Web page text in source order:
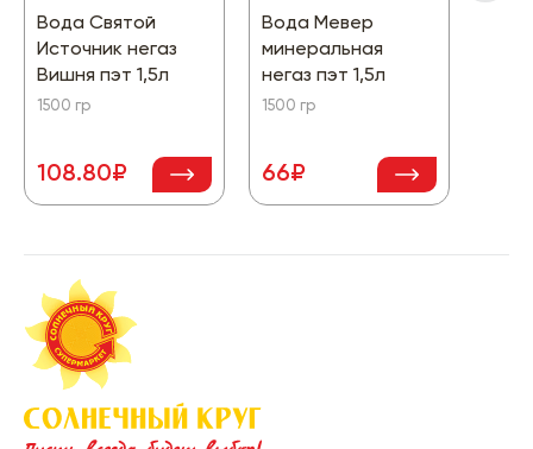
Вода Святой
Источник негаз
Вишня пэт 1,5л
1500 гр
108.80₽
Вода Мевер
минеральная
негаз пэт 1,5л
1500 гр
66₽